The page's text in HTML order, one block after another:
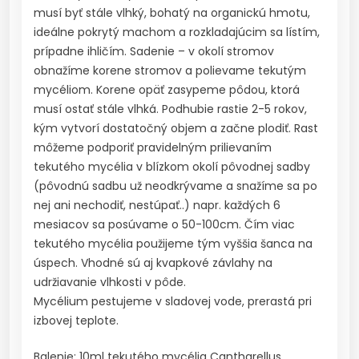
musí byť stále vlhký, bohatý na organickú hmotu,
ideálne pokrytý machom a rozkladajúcim sa lístím,
prípadne ihličím. Sadenie – v okolí stromov
obnažíme korene stromov a polievame tekutým
mycéliom. Korene opäť zasypeme pôdou, ktorá
musí ostať stále vlhká. Podhubie rastie 2-5 rokov,
kým vytvorí dostatočný objem a začne plodiť. Rast
môžeme podporiť pravidelným prilievaním
tekutého mycélia v blízkom okolí pôvodnej sadby
(pôvodnú sadbu už neodkrývame a snažíme sa po
nej ani nechodiť, nestúpať..) napr. každých 6
mesiacov sa posúvame o 50-100cm. Čím viac
tekutého mycélia použijeme tým vyššia šanca na
úspech. Vhodné sú aj kvapkové závlahy na
udržiavanie vlhkosti v pôde.
Mycélium pestujeme v sladovej vode, prerastá pri
izbovej teplote.